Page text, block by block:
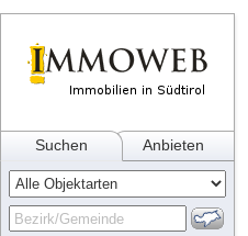
Suchen Anbieten